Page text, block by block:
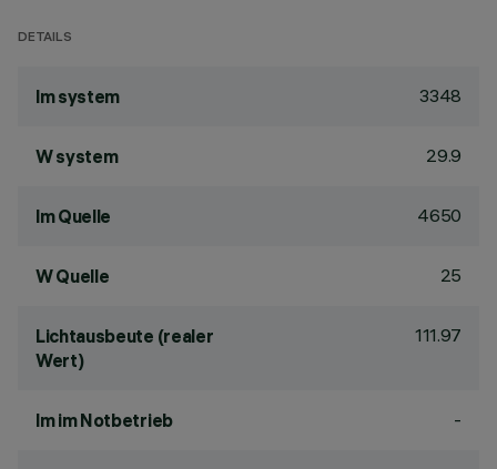
DETAILS
lm system 3348
W system 29.9
lm Quelle 4650
W Quelle 25
Lichtausbeute (realer
Wert)
111.97
lm im Notbetrieb -